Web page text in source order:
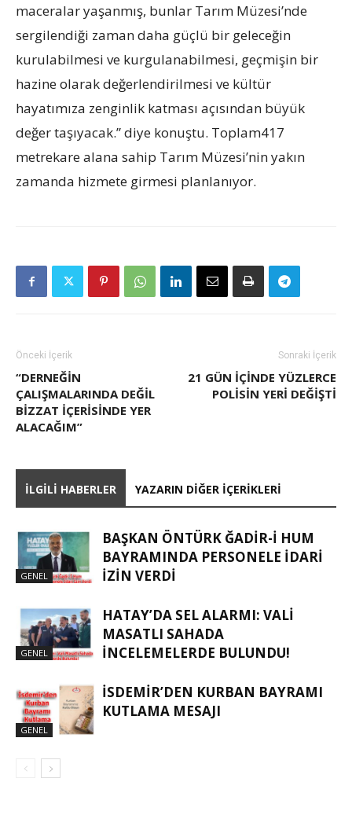
maceralar yaşanmış, bunlar Tarım Müzesi’nde
sergilendiği zaman daha güçlü bir geleceğin
kurulabilmesi ve kurgulanabilmesi, geçmişin bir
hazine olarak değerlendirilmesi ve kültür
hayatımıza zenginlik katması açısından büyük
değer taşıyacak.” diye konuştu. Toplam417
metrekare alana sahip Tarım Müzesi’nin yakın
zamanda hizmete girmesi planlanıyor.
Önceki İçerik
“DERNEĞIN
ÇALIŞMALARINDA DEĞIL
BIZZAT İÇERISINDE YER
ALACAĞIM”
Sonraki İçerik
21 GÜN İÇİNDE YÜZLERCE
POLİSİN YERİ DEĞİŞTİ
İLGILI HABERLER YAZARIN DIĞER İÇERIKLERI
GENEL
BAŞKAN ÖNTÜRK ĞADIR-İ HUM
BAYRAMINDA PERSONELE İDARI
İZIN VERDI
GENEL
HATAY’DA SEL ALARMI: VALI
MASATLI SAHADA
İNCELEMELERDE BULUNDU!
GENEL
İSDEMIR’DEN KURBAN BAYRAMI
KUTLAMA MESAJI